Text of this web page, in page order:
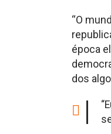
“O
época
dos